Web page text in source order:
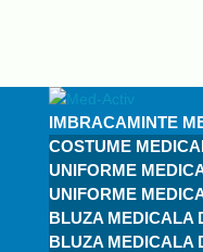
IMBRACAMINTE
COSTUME
UNIFORME
UNIFORME
BLUZA MEDICALA
BLUZA MEDICALA